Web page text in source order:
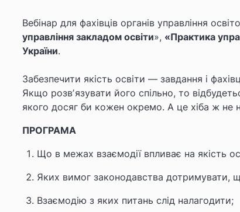
Вебінар для фахівців органів управління
управління закладом освіти», «Практика
України.
Забезпечити якість освіти — завдання і
Якщо розвʼязувати його спільно, то
якого досяг би кожен окремо. А це хіба ж не
ПРОГРАМА
Що в межах взаємодії впливає на якість
Яких вимог законодавства дотримувати,
Взаємодію з яких питань слід налагодити;